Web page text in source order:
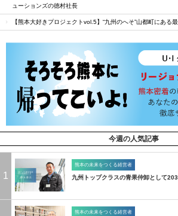
ューションズの徳村社長
【熊本大好きプロジェクトvol.5】“九州のへそ”山都町にある
今週の人気記事
1
熊本の未来をつくる経営者
九州トップクラスの青果仲卸として
熊本の未来をつくる経営者